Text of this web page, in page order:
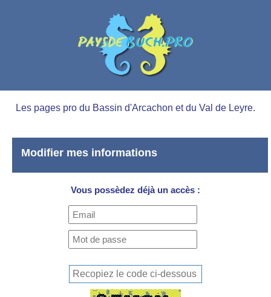
Les pages pro du Bassin d'Arcachon et du Val de Leyre.
Modifier mes informations
Vous possèdez déjà un accès :